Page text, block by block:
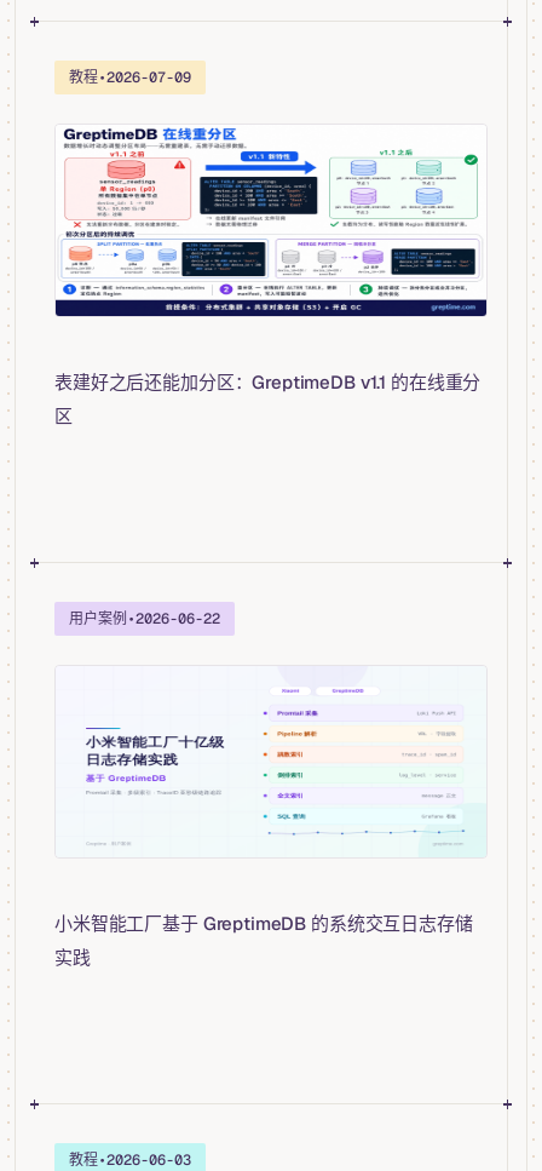
教程•2026-07-09
表建好之后还能加分区：GreptimeDB v1.1 的在线重分
区
用户案例 •2026-06-22
小米智能工厂基于 GreptimeDB 的系统交互日志存储
实践
教程•2026-06-03